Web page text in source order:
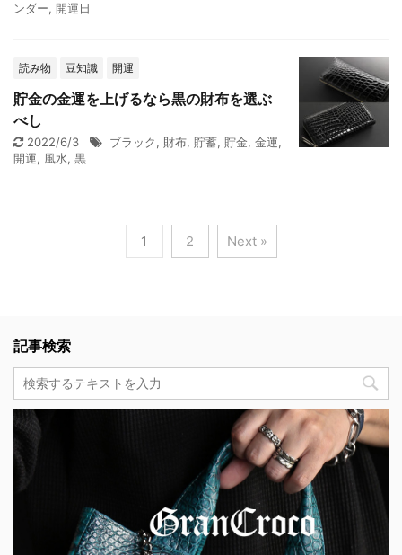
ンダー, 開運日
読み物 豆知識 開運
貯金の金運を上げるなら黒の財布を選ぶ
べし
2022/6/3 ブラック, 財布, 貯蓄, 貯金, 金運,
開運, 風水, 黒
1 2 Next »
記事検索